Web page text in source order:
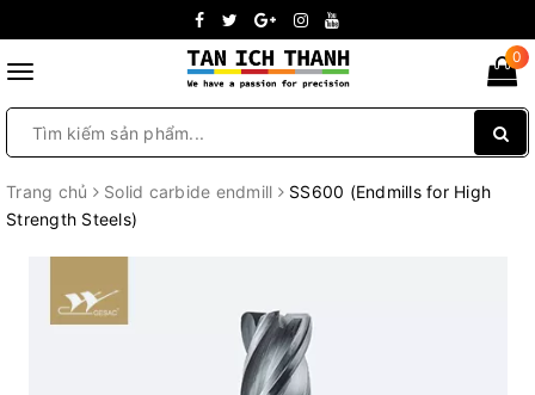
Toggle
0
Trang chủ Solid carbide endmill
SS600 (Endmills for High
Strength Steels)